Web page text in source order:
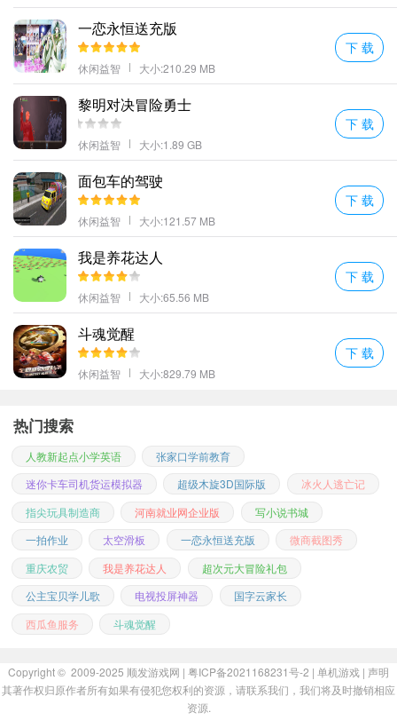
任务目标就是控制自己的人物在关卡内杀掉所有的敌人并找到通关
的路。
忍者刺客机器人是一款动作手游。忍者刺客机器人游戏关卡比较丰
富各种有趣好玩的挑战让你选择完成各种挑战来解锁更多的游戏关
卡吧。
游戏使用简单操作简单。玩家只需要控制忍者点击几个小按钮就可
以完成你想要的动作完成挑战。
每位角色升级也会获得更强的战斗力每次的作战风格都是完全不同
还能给自己带来更加精彩的作战体验；
更多好玩的手游，请持续关注顺发游戏网
一恋永恒送充版
休闲益智 大小:210.29 MB
下 载
黎明对决冒险勇士
休闲益智 大小:1.89 GB
下 载
面包车的驾驶
休闲益智 大小:121.57 MB
下 载
我是养花达人
休闲益智 大小:65.56 MB
下 载
斗魂觉醒
休闲益智 大小:829.79 MB
下 载
热门搜索
人教新起点小学英语
张家口学前教育
迷你卡车司机货运模拟器
超级木旋3D国际版
冰火人逃亡记
指尖玩具制造商
河南就业网企业版
写小说书城
一拍作业
太空滑板 一恋永恒送充版
微商截图秀
重庆农贸
我是养花达人
超次元大冒险礼包
公主宝贝学儿歌
电视投屏神器
国字云家长
西瓜鱼服务
斗魂觉醒
Copyright © 2009-2025 顺发游戏网 | 粤ICP备2021168231号-2 | 单机游戏 | 声明
其著作权归原作者所有如果有侵犯您权利的资源，请联系我们，我们将及时撤销相应
资源.